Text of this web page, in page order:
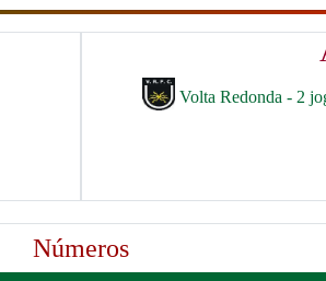
Volta Redonda - 2
Números